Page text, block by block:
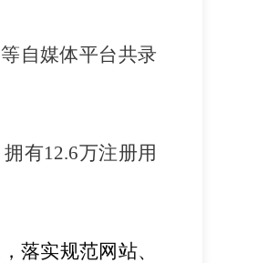
自媒体平台共录
拥有12.6万注册用
落实规范网站、